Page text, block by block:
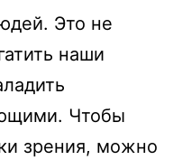
Это не
наши
Чтобы
зрения, можно